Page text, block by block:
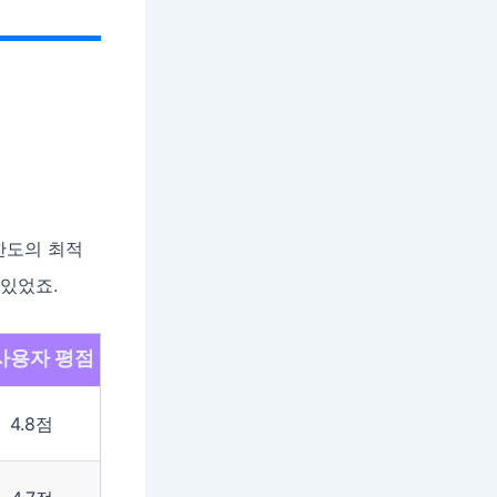
의 최적
었죠.
용자 평점
4.8점